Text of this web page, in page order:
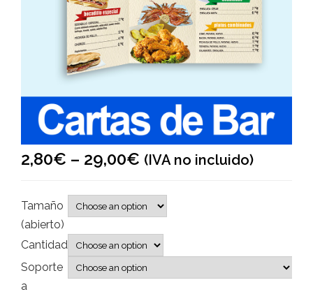
2,80€ – 29,00€ (IVA no incluido)
Tamaño
(abierto)
Cantidad
Soporte
a